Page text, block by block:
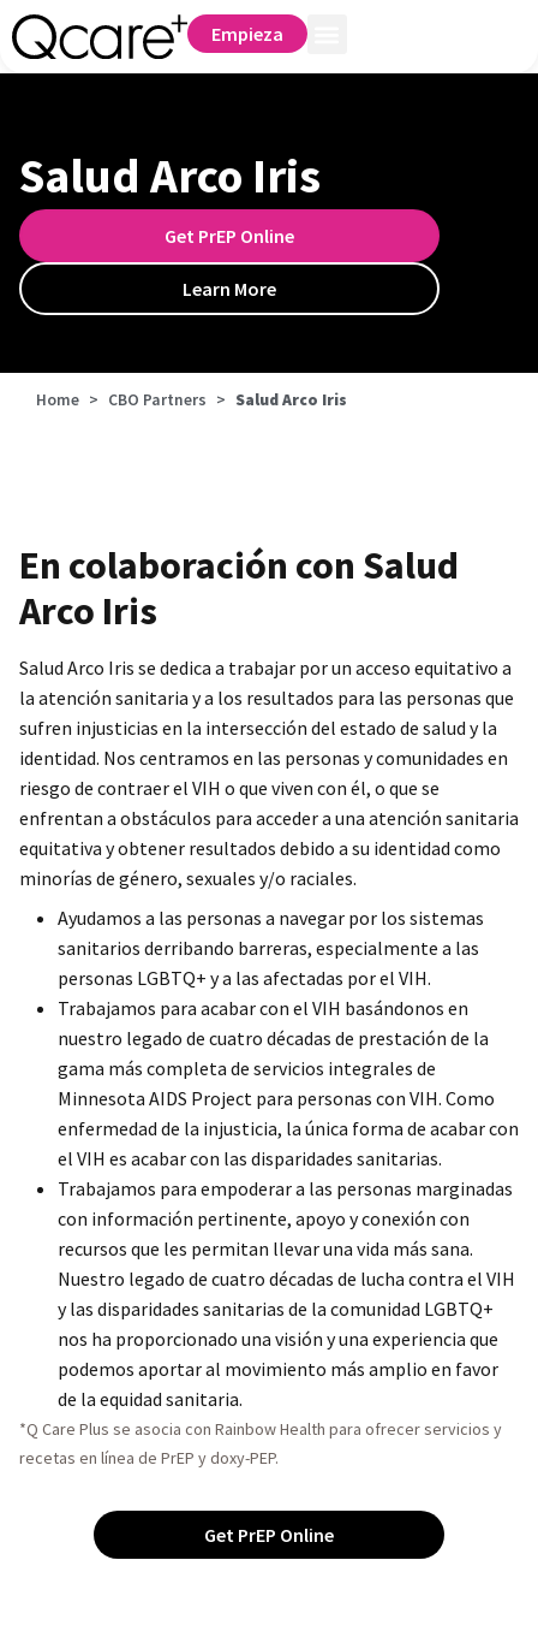
Empieza
Salud Arco Iris
Get PrEP Online
Learn More
Home > CBO Partners > Salud Arco Iris
En colaboración con Salud
Arco Iris
Salud Arco Iris se dedica a trabajar por un acceso equitativo a
la atención sanitaria y a los resultados para las personas que
sufren injusticias en la intersección del estado de salud y la
identidad. Nos centramos en las personas y comunidades en
riesgo de contraer el VIH o que viven con él, o que se
enfrentan a obstáculos para acceder a una atención sanitaria
equitativa y obtener resultados debido a su identidad como
minorías de género, sexuales y/o raciales.
Ayudamos a las personas a navegar por los sistemas
sanitarios derribando barreras, especialmente a las
personas LGBTQ+ y a las afectadas por el VIH.
Trabajamos para acabar con el VIH basándonos en
nuestro legado de cuatro décadas de prestación de la
gama más completa de servicios integrales de
Minnesota AIDS Project para personas con VIH. Como
enfermedad de la injusticia, la única forma de acabar con
el VIH es acabar con las disparidades sanitarias.
Trabajamos para empoderar a las personas marginadas
con información pertinente, apoyo y conexión con
recursos que les permitan llevar una vida más sana.
Nuestro legado de cuatro décadas de lucha contra el VIH
y las disparidades sanitarias de la comunidad LGBTQ+
nos ha proporcionado una visión y una experiencia que
podemos aportar al movimiento más amplio en favor
de la equidad sanitaria.
*Q Care Plus se asocia con Rainbow Health para ofrecer servicios y
recetas en línea de PrEP y doxy-PEP.
Get PrEP Online